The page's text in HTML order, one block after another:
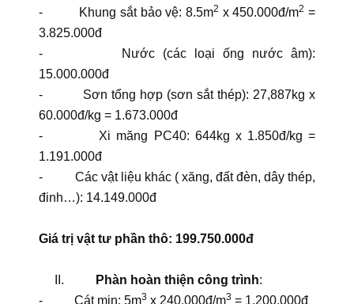
- Khung sắt bảo vệ: 8.5m2 x 450.000đ/m2 =
3.825.000đ
- Nước (các loại ống nước âm):
15.000.000đ
- Sơn tổng hợp (sơn sắt thép): 27,887kg x
60.000đ/kg = 1.673.000đ
- Xi măng PC40: 644kg x 1.850đ/kg =
1.191.000đ
- Các vật liệu khác ( xăng, đất đèn, dây thép,
đinh…): 14.149.000đ
Giá trị vật tư phần thô: 199.750.000đ
II. Phàn hoàn thiện công trình:
- Cát mịn: 5m3 x 240.000đ/m3 = 1.200.000đ